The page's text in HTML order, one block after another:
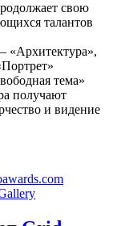
свою
талантов
«Архитектура»,
тема»
получают
и видение